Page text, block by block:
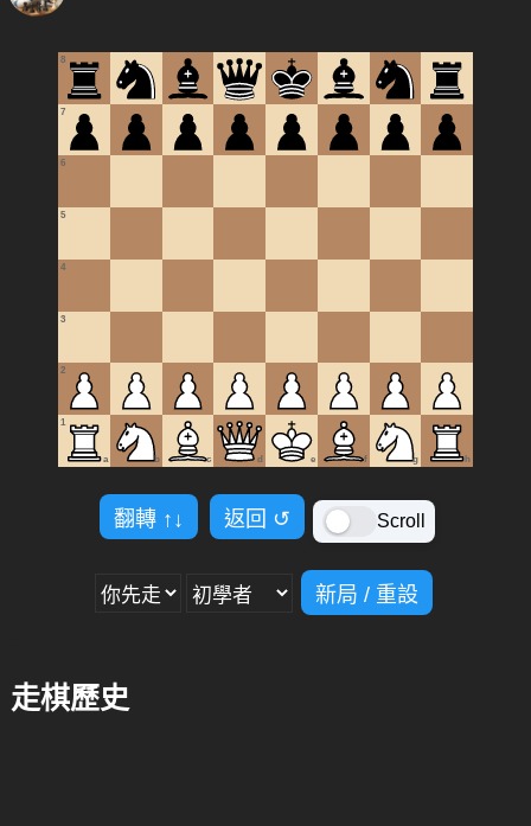
8
7
6
5
4
3
2
1
a b c d e f g h
翻轉 ↑↓ 返回 ↺ Scroll
新局 / 重設
走棋歷史